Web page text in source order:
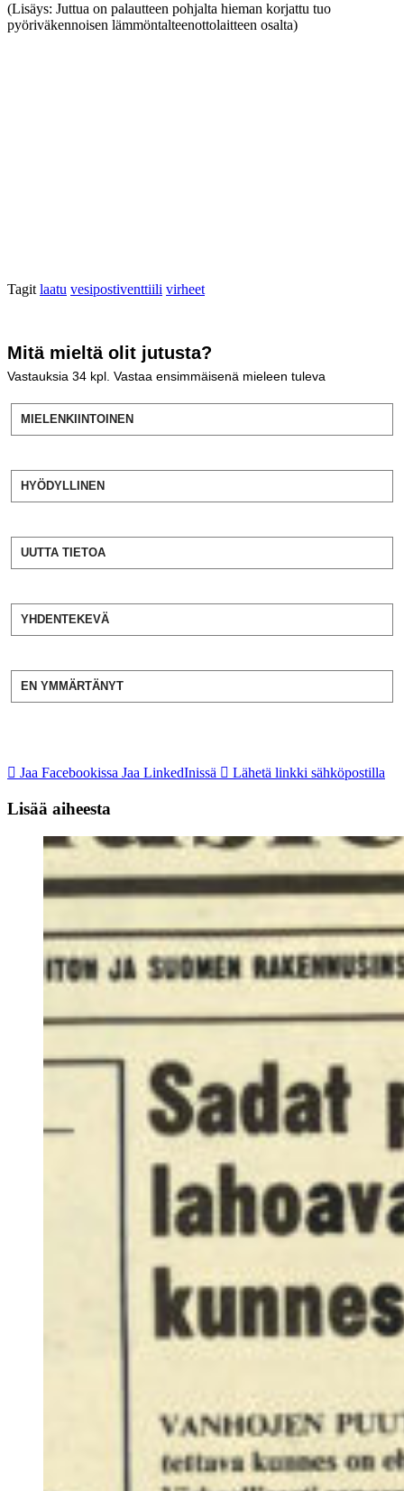
(Lisäys: Juttua on palautteen pohjalta hieman korjattu tuo
pyöriväkennoisen lämmöntalteenottolaitteen osalta)
Tagit laatu vesipostiventtiili virheet
Mitä mieltä olit jutusta?
Vastauksia 34 kpl. Vastaa ensimmäisenä mieleen tuleva
MIELENKIINTOINEN
HYÖDYLLINEN
UUTTA TIETOA
YHDENTEKEVÄ
EN YMMÄRTÄNYT
Jaa Facebookissa Jaa LinkedInissä Lähetä linkki sähköpostilla
Lisää aiheesta